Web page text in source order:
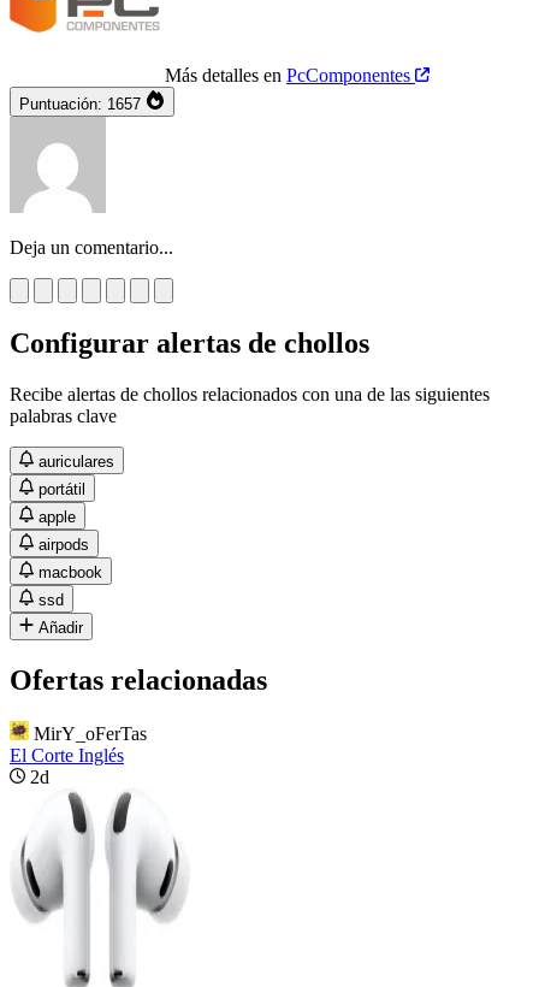
Más detalles en PcComponentes
Puntuación: 1657
Deja un comentario...
Configurar alertas de chollos
Recibe alertas de chollos relacionados con una de las siguientes
palabras clave
auriculares
portátil
apple
airpods
macbook
ssd
Añadir
Ofertas relacionadas
MirY_oFerTas
El Corte Inglés
2d